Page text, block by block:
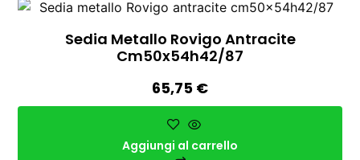
Sedia Metallo Rovigo Antracite
Cm50x54h42/87
65,75 €
Aggiungi al carrello